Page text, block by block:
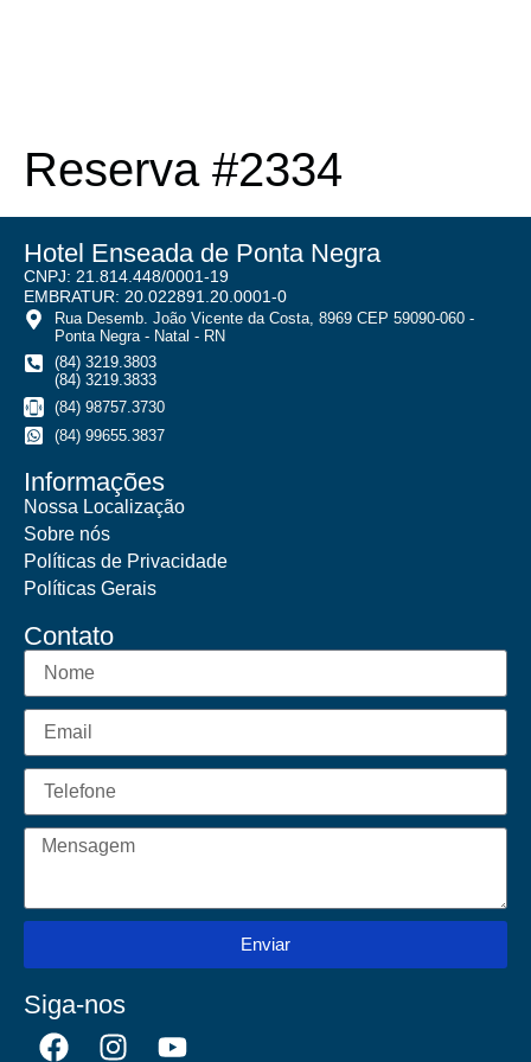
Reserva #2334
Hotel Enseada de Ponta Negra
CNPJ: 21.814.448/0001-19
EMBRATUR: 20.022891.20.0001-0
Rua Desemb. João Vicente da Costa, 8969 CEP 59090-060 -
Ponta Negra - Natal - RN
(84) 3219.3803
(84) 3219.3833
(84) 98757.3730
(84) 99655.3837
Informações
Nossa Localização
Sobre nós
Políticas de Privacidade
Políticas Gerais
Contato
Enviar
Siga-nos